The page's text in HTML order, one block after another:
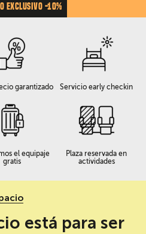
EXCLUSIVO -10%
garantizado Servicio early checkin
el equipaje
gratis
Plaza reservada en
actividades
está para ser